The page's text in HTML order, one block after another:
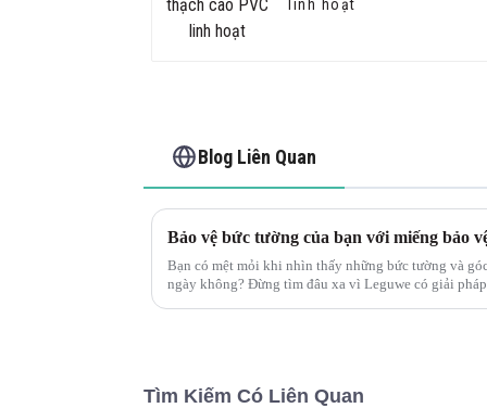
linh hoạt
Blog Liên Quan
Bạn có mệt mỏi khi nhìn thấy những bức tường và
ngày không? Đừng tìm đâu xa vì Leguwe có giải pháp
Tìm Kiếm Có Liên Quan